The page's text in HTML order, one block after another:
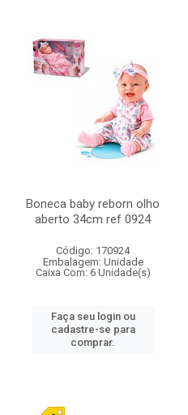
Boneca baby reborn olho
aberto 34cm ref 0924
Código: 170924
Embalagem: Unidade
Caixa Com: 6 Unidade(s)
Faça seu login ou
cadastre-se para
comprar.